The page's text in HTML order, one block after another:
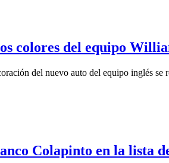
colores del equipo
del nuevo auto del equipo inglés
Colapinto en la lista